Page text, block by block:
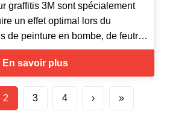
graffitis 3M sont spécialement
un effet optimal lors du
de peinture en bombe, de feutre,
de pastel sur le type de surface
pour l'environnement
En savoir plus
2 3 4 › »